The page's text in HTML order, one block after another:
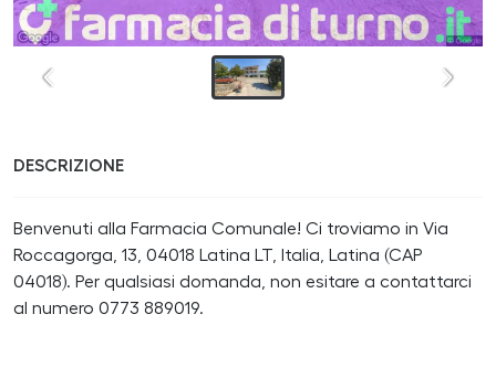
DESCRIZIONE
Benvenuti alla Farmacia Comunale! Ci troviamo in Via
Roccagorga, 13, 04018 Latina LT, Italia, Latina (CAP
04018). Per qualsiasi domanda, non esitare a contattarci
al numero 0773 889019.